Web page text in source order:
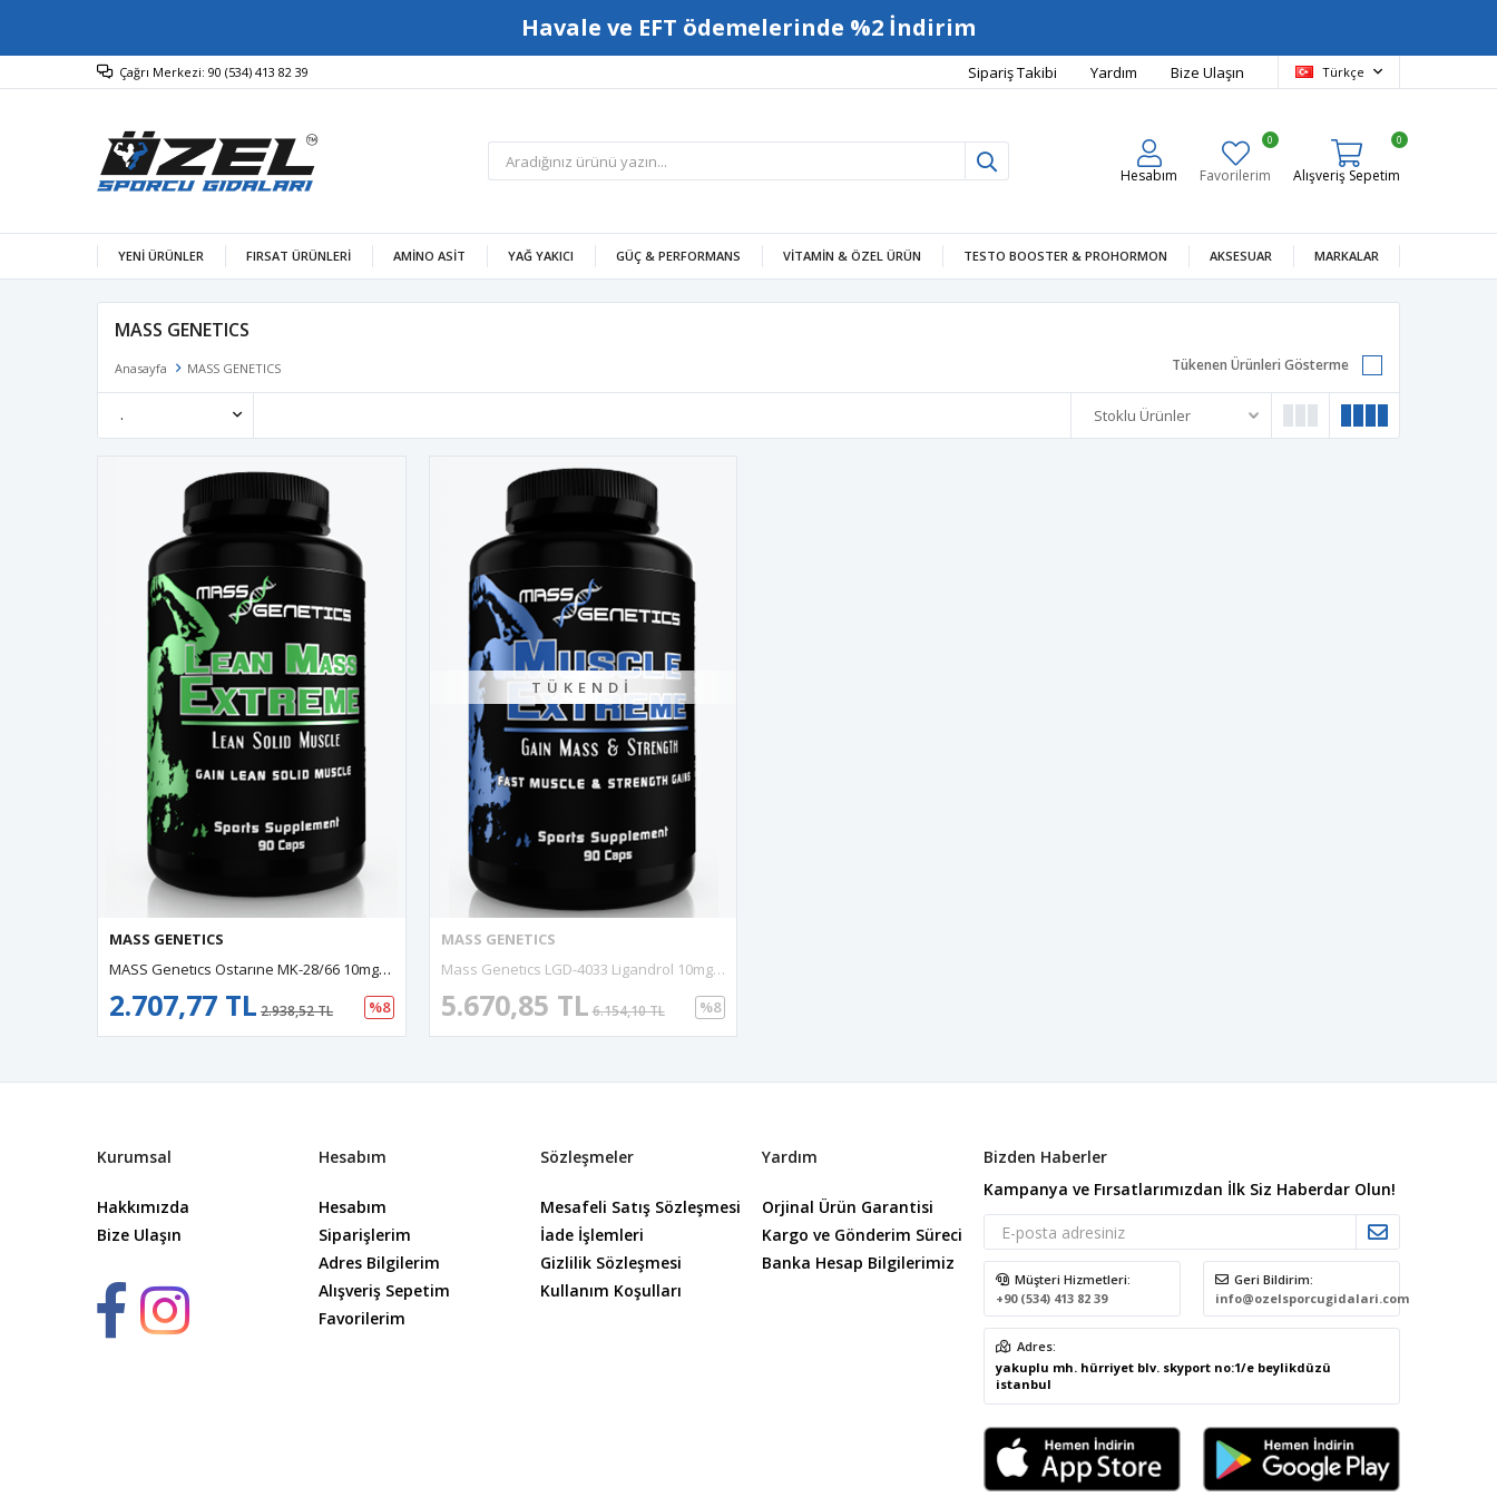
Havale ve EFT ödemelerinde %2 İndirim
Çağrı Merkezi: 90 (534) 413 82 39 Sipariş Takibi Yardım Bize Ulaşın Türkçe
Hesabım Favorilerim
0
Alışveriş Sepetim
0
YENİ ÜRÜNLER FIRSAT ÜRÜNLERİ AMINO ASIT YAĞ YAKICI GÜÇ & PERFORMANS VITAMIN & ÖZEL ÜRÜN TESTO BOOSTER & PROHORMON AKSESUAR MARKALAR
MASS GENETICS
Anasayfa MASS GENETICS Tükenen Ürünleri Gösterme
.
MASS GENETICS
MASS Genetıcs Ostarıne MK-28/66 10mg 90 Capsul (EXP:01/2026). Usa Menşei. 43.
2.707,77 TL 2.938,52 TL %8
TÜKENDI
MASS GENETICS
Mass Genetıcs LGD-4033 Ligandrol 10mg 90 Capsul.43.
5.670,85 TL 6.154,10 TL %8
Kurumsal
Hakkımızda
Bize Ulaşın
Hesabım
Hesabım
Siparişlerim
Adres Bilgilerim
Alışveriş Sepetim
Favorilerim
Sözleşmeler
Mesafeli Satış Sözleşmesi
İade İşlemleri
Gizlilik Sözleşmesi
Kullanım Koşulları
Yardım
Orjinal Ürün Garantisi
Kargo ve Gönderim Süreci
Banka Hesap Bilgilerimiz
Bizden Haberler
Kampanya ve Fırsatlarımızdan İlk Siz Haberdar Olun!
Müşteri Hizmetleri:
+90 (534) 413 82 39
Geri Bildirim:
info@ozelsporcugidalari.com
Adres:
yakuplu mh. hürriyet blv. skyport no:1/e beylikdüzü
istanbul